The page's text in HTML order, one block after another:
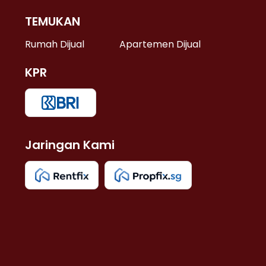
TEMUKAN
Rumah Dijual Apartemen Dijual
KPR
Jaringan Kami